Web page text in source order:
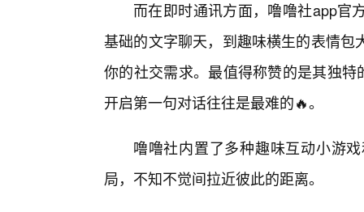
而在即时通讯方面，噜噜社app官
基础的文字聊天，到趣味横生的表情
你的社交需求。最值得称赞的是其独
开启第一句对话往往是最难的🔥。
噜噜社内置了多种趣味互动小游
局，不知不觉间拉近彼此的距离。